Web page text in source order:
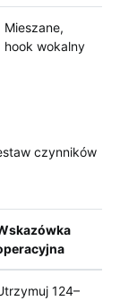
Mieszane,
hook wokalny
czynników
124–